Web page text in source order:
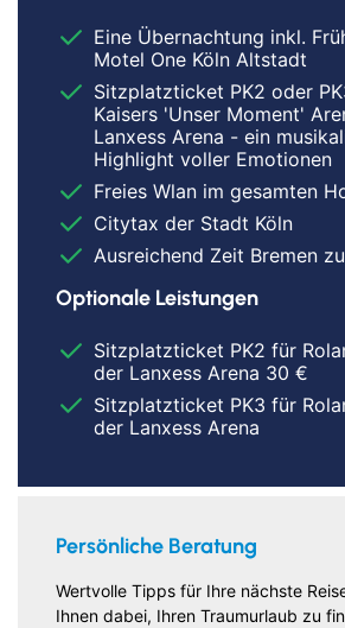
Eine Übernachtung inkl.
Motel One Köln Altstadt
Sitzplatzticket PK2 oder
Kaisers 'Unser Moment'
Lanxess Arena - ein
Highlight voller Emotionen
Freies Wlan im gesamten
Citytax der Stadt Köln
Ausreichend Zeit Bremen
Optionale Leistungen
Sitzplatzticket PK2 für
der Lanxess Arena 30 €
Sitzplatzticket PK3 für
der Lanxess Arena
Persönliche Beratung
Wertvolle Tipps für Ihre nächste
Ihnen dabei, Ihren Traumurlaub zu